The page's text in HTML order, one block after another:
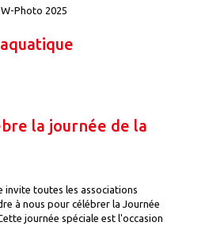
Photo 2025
la journée de la
invite toutes les associations
à nous pour célébrer la Journée
journée spéciale est l'occasion